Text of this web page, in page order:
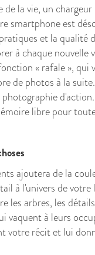
de la vie, un
smartphone est
et la qualité
à chaque nouvelle
« rafale », qui
de photos à la
libre pour
ajoutera de la
à l'univers de
les arbres, les
vaquent à leurs
votre récit et lui